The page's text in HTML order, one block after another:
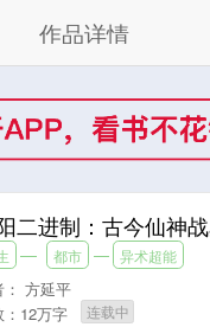
作品详情
二进制：古今仙神
都市 异术超能
方延平
：12万字
连载中